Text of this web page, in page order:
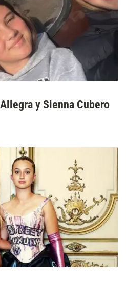
y Sienna Cubero